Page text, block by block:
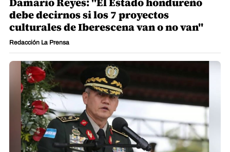
debe decirnos si los 7 proyectos
culturales de Iberescena van o no van"
Redacción La Prensa